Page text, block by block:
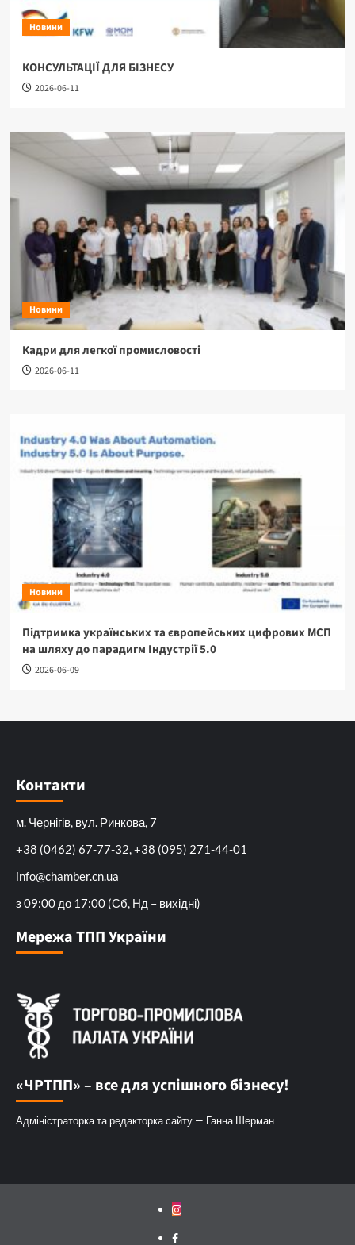
Новини
КОНСУЛЬТАЦІЇ ДЛЯ БІЗНЕСУ
2026-06-11
Новини
Кадри для легкої промисловості
2026-06-11
Новини
Підтримка українських та європейських цифрових МСП
на шляху до парадигм Індустрії 5.0
2026-06-09
Контакти
м. Чернігів, вул. Ринкова, 7
+38 (0462) 67-77-32, +38 (095) 271-44-01
info@chamber.cn.ua
з 09:00 до 17:00 (Сб, Нд – вихідні)
Мережа ТПП України
«ЧРТПП» – все для успішного бізнесу!
Адміністраторка та редакторка сайту — Ганна Шерман
Instagram
Facebook